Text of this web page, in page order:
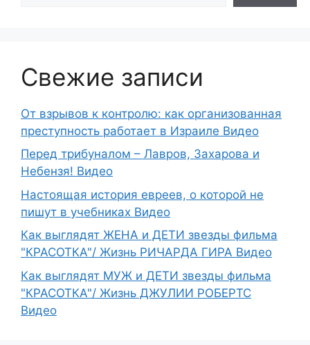
Свежие записи
От взрывов к контролю: как организованная
преступность работает в Израиле Видео
Перед трибуналом – Лавров, Захарова и
Небензя! Видео
Настоящая история евреев, о которой не
пишут в учебниках Видео
Как выглядят ЖЕНА и ДЕТИ звезды фильма
"КРАСОТКА"/ Жизнь РИЧАРДА ГИРА Видео
Как выглядят МУЖ и ДЕТИ звезды фильма
"КРАСОТКА"/ Жизнь ДЖУЛИИ РОБЕРТС
Видео